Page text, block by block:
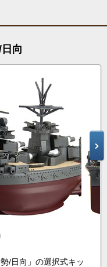
向
/日向」の選択式キッ